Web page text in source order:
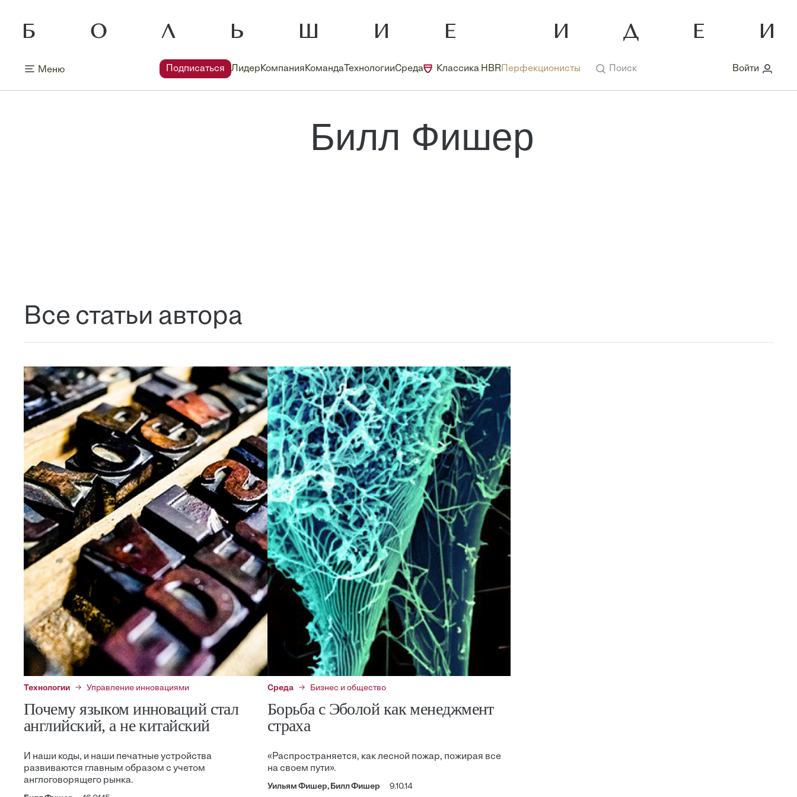
Меню Подписаться ЛидерКомпанияКоманда ТехнологииСреда Классика HBR Перфекционисты Поиск Войти
Билл Фишер
Все статьи автора
Технологии Управление инновациями
Почему языком инноваций стал
английский, а не китайский
И наши коды, и наши печатные устройства
развиваются главным образом с учетом
англоговорящего рынка.
Среда Бизнес и общество
Борьба с Эболой как менеджмент
страха
«Распространяется, как лесной пожар, пожирая все
на своем пути».
Уильям Фишер, Билл Фишер 9.10.14